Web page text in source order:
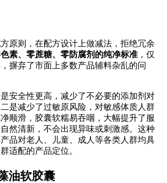
原则，在配方设计上做减法，拒绝冗余
素、零蔗糖、零防腐剂的纯净标准 ，仅
摒弃了市面上多数产品辅料杂乱的问
安全性更高，减少了不必要的添加剂对
是减少了过敏原风险，对敏感体质人群
顺滑，胶囊软糯易吞咽，大幅提升了服
然清新，不会出现异味或刺激感。这种
品对老人、儿童、成人等各类人群均具
适配的产品定位。
油软胶囊